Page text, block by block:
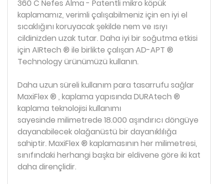
360 C Nefes Alma - Patentli mikro köpük
kaplamamız, verimli çalışabilmeniz için en iyi el
sıcaklığını koruyacak şekilde nem ve ısıyı
cildinizden uzak tutar. Daha iyi bir soğutma etkisi
için AIRtech ® ile birlikte çalışan AD-APT ®
Technology ürünümüzü kullanın.
Daha uzun süreli kullanım para tasarrufu sağlar
MaxiFlex ® , kaplama yapısında DURAtech ®
kaplama teknolojisi kullanımı
sayesinde milimetrede 18.000 aşındırıcı döngüye
dayanabilecek olağanüstü bir dayanıklılığa
sahiptir. MaxiFlex ® kaplamasının her milimetresi,
sınıfındaki herhangi başka bir eldivene göre iki kat
daha dirençlidir.